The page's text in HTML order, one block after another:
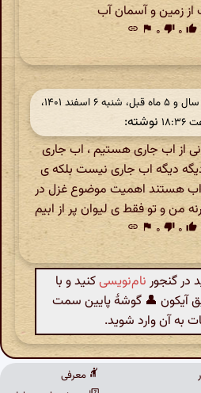
زمین و آسمان آب
thumb_up ۰ thumb_down ۰ flag
link
در ‫۳ سال و ۵ ماه قبل، شنبه ۶ اسفند ۱۴۰۱،
نوشته:
از اب جاری هستیم ، اب جاری
دیگه اب جاری نیست بلکه ی
هستند اهمیت موضوع غزل در
من و تو فقط ی لیوان پر از ابیم
thumb_up ۰ thumb_down ۰ flag
link
در گنجور نام‌نویسیکنید و با
آیکون 👤 گوشهٔ پایین سمت
آن وارد شوید.
معرفی